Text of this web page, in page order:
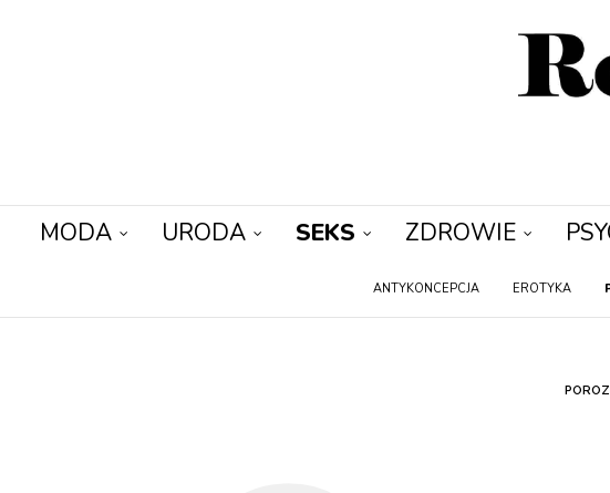
MODA URODA SEKS ZDROWIE
ANTYKONCEPCJA EROTYKA